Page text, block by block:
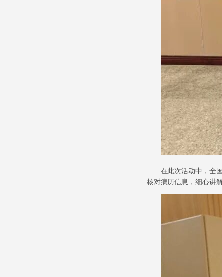
在此次活动中，全
核对病历信息，细心讲